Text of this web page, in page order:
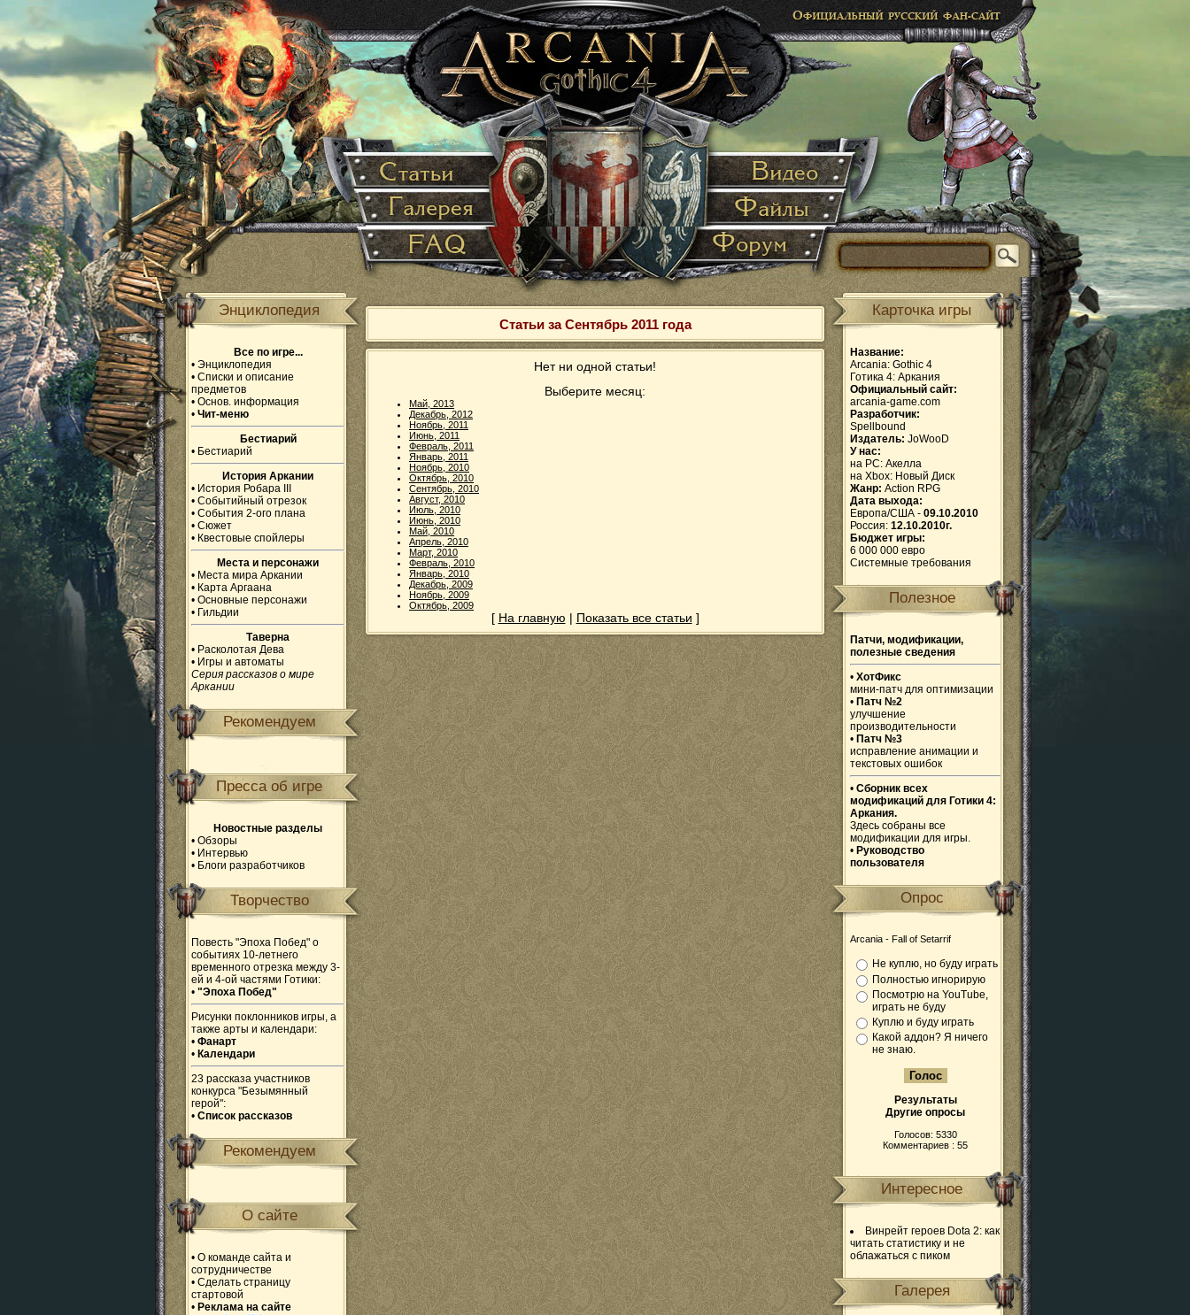
Энциклопедия
Все по игре...
• Энциклопедия
• Списки и описание
предметов
• Основ. информация
• Чит-меню
Бестиарий
• Бестиарий
История Аркании
• История Робара III
• Событийный отрезок
• События 2-ого плана
• Сюжет
• Квестовые спойлеры
Места и персонажи
• Места мира Аркании
• Карта Аргаана
• Основные персонажи
• Гильдии
Таверна
• Расколотая Дева
• Игры и автоматы
Серия рассказов о мире
Аркании
Рекомендуем
Пресса об игре
Новостные разделы
• Обзоры
• Интервью
• Блоги разработчиков
Творчество
Повесть "Эпоха Побед" о
событиях 10-летнего
временного отрезка между 3-
ей и 4-ой частями Готики:
• "Эпоха Побед"
Рисунки поклонников игры, а
также арты и календари:
• Фанарт
• Календари
23 рассказа участников
конкурса "Безымянный
герой":
• Список рассказов
Рекомендуем
О сайте
• О команде сайта и
сотрудничестве
• Сделать страницу
стартовой
• Реклама на сайте
Статьи за Сентябрь 2011 года
Нет ни одной статьи!
Выберите месяц:
Май, 2013
Декабрь, 2012
Ноябрь, 2011
Июнь, 2011
Февраль, 2011
Январь, 2011
Ноябрь, 2010
Октябрь, 2010
Сентябрь, 2010
Август, 2010
Июль, 2010
Июнь, 2010
Май, 2010
Апрель, 2010
Март, 2010
Февраль, 2010
Январь, 2010
Декабрь, 2009
Ноябрь, 2009
Октябрь, 2009
[ На главную | Показать все статьи ]
Карточка игры
Название:
Arcania: Gothic 4
Готика 4: Аркания
Официальный сайт:
arcania-game.com
Разработчик:
Spellbound
Издатель: JoWooD
У нас:
на PC: Акелла
на Xbox: Новый Диск
Жанр: Action RPG
Дата выхода:
Европа/США - 09.10.2010
Россия: 12.10.2010г.
Бюджет игры:
6 000 000 евро
Системные требования
Полезное
Патчи, модификации,
полезные сведения
• ХотФикс
мини-патч для оптимизации
• Патч №2
улучшение
производительности
• Патч №3
исправление анимации и
текстовых ошибок
• Сборник всех
модификаций для Готики 4:
Аркания.
Здесь собраны все
модификации для игры.
• Руководство
пользователя
Опрос
Arcania - Fall of Setarrif
Не куплю, но буду играть
Полностью игнорирую
Посмотрю на YouTube,
играть не буду
Куплю и буду играть
Какой аддон? Я ничего
не знаю.
Результаты
Другие опросы
Голосов: 5330
Комментариев : 55
Интересное
Винрейт героев Dota 2: как
читать статистику и не
облажаться с пиком
Галерея